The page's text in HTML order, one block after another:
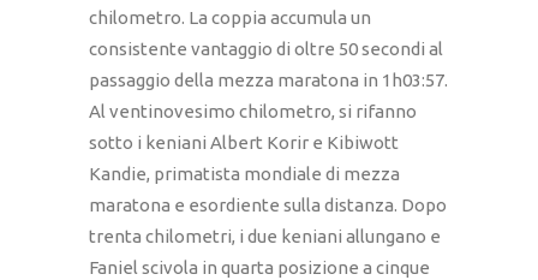
chilometro. La coppia accumula un
consistente vantaggio di oltre 50 secondi al
passaggio della mezza maratona in 1h03:57.
Al ventinovesimo chilometro, si rifanno
sotto i keniani Albert Korir e Kibiwott
Kandie, primatista mondiale di mezza
maratona e esordiente sulla distanza. Dopo
trenta chilometri, i due keniani allungano e
Faniel scivola in quarta posizione a cinque